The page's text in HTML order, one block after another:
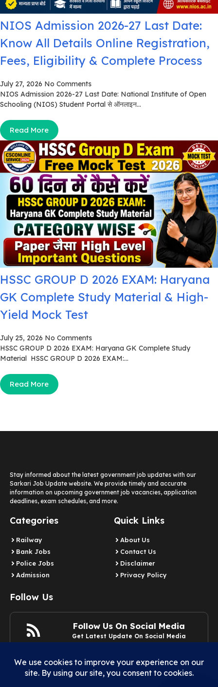
NIOS Admission 2026-27 Last Date:
Know All Details Online Registration,
Fees, Eligibility & Complete Process
July 27, 2026 No Comments
NIOS Admission 2026-27 Last Date: National Institute of Open
Schooling (NIOS) Student Portal से ऑनलाइन...
Read More
HSSC GROUP D 2026 EXAM: Haryana
GK Complete Study Material & High-
Yield Mock Test
July 25, 2026 No Comments
HSSC GROUP D 2026 EXAM: Haryana GK Complete Study
Material HSSC GROUP D 2026 EXAM:...
Read More
Stay informed about the latest government job updates with our
Sarkari Job Update website. We provide timely and accurate
information on upcoming government job vacancies, application
deadlines, exam schedules, and more.
Categories
Railway
Bank Jobs
Police Jobs
Admission
Quick Links
About Us
Contact Us
Disclaimer
Privacy Policy
Follow Us
Follow Us On Social Media
Get Latest Update On Social Media